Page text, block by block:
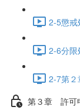
2-5懲戒
2-6分限
2-7第２
第３章 許可